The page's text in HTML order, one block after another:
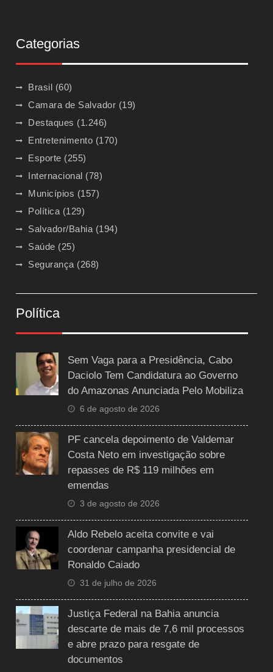
Categorias
Brasil (60)
Camara de Salvador (19)
Destaques (1.246)
Entretenimento (170)
Esporte (255)
Internacional (78)
Municípios (157)
Política (129)
Salvador/Bahia (194)
Saúde (25)
Segurança (268)
Política
Sem Vaga para a Presidência, Cabo
Daciolo Tem Candidatura ao Governo
do Amazonas Anunciada Pelo Mobiliza
6 de agosto de 2026
PF cancela depoimento de Valdemar
Costa Neto em investigação sobre
repasses de R$ 119 milhões em
emendas
3 de agosto de 2026
Aldo Rebelo aceita convite e vai
coordenar campanha presidencial de
Ronaldo Caiado
31 de julho de 2026
Justiça Federal na Bahia anuncia
descarte de mais de 7,6 mil processos
e abre prazo para resgate de
documentos